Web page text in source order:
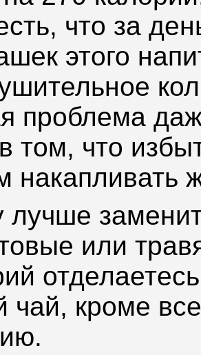
что за
этого
проблема
том, что
накапливать
лучше
или
чай, кроме